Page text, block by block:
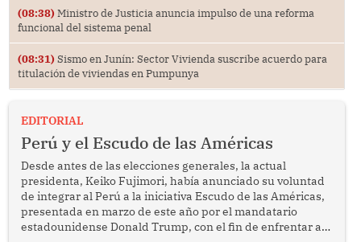
(08:38) Ministro de Justicia anuncia impulso de una reforma
funcional del sistema penal
(08:31) Sismo en Junín: Sector Vivienda suscribe acuerdo para
titulación de viviendas en Pumpunya
EDITORIAL
Perú y el Escudo de las Américas
Desde antes de las elecciones generales, la actual
presidenta, Keiko Fujimori, había anunciado su voluntad
de integrar al Perú a la iniciativa Escudo de las Américas,
presentada en marzo de este año por el mandatario
estadounidense Donald Trump, con el fin de enfrentar al